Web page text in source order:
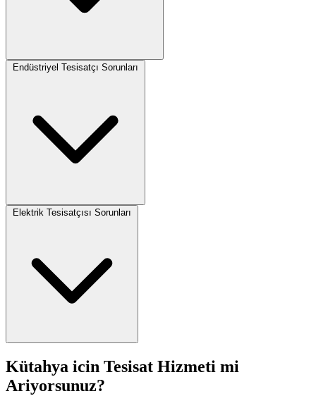
Endüstriyel Tesisatçı Sorunları
Elektrik Tesisatçısı Sorunları
Kütahya icin Tesisat Hizmeti mi
Ariyorsunuz?